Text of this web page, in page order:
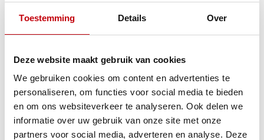
Toestemming Details Over
Deze website maakt gebruik van cookies
We gebruiken cookies om content en advertenties te
personaliseren, om functies voor social media te bieden
en om ons websiteverkeer te analyseren. Ook delen we
informatie over uw gebruik van onze site met onze
partners voor social media, adverteren en analyse. Deze
Specificaties
Gerelateerde producten